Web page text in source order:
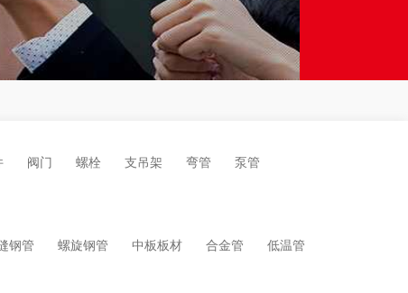
阀门 螺栓 支吊架 弯管 泵管
钢管 螺旋钢管 中板板材 合金管 低温管